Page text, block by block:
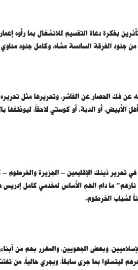
بفكرة دعاة التقسيم للانشغال بما رأوه
جنود الفرقة السادسة مشاه، وكامل جنود
عن فك الحصار عن الفاشر، وتحريرها مثل
الأبيض، أو الدبة، أو كوستي لاحقاً،
تحرير ذينك الإقليمين – الجزيرة والخرطوم –
نارهم” ما دام الهم الأساس لمخدمي كامل
لشباب الخرطوم.
وبعض الجهويين، والمغرر بهم من
ليتسلوا بما جرى سابقاً، ويجري حالياً، من